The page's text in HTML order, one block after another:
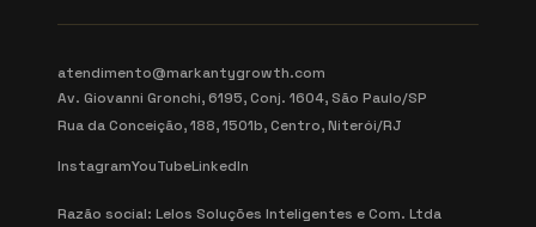
atendimento@markantygrowth.com
Av. Giovanni Gronchi, 6195, Conj. 1604, São Paulo/SP
Rua da Conceição, 188, 1501b, Centro, Niterói/RJ
InstagramYouTubeLinkedIn
Razão social: Lelos Soluções Inteligentes e Com. Ltda